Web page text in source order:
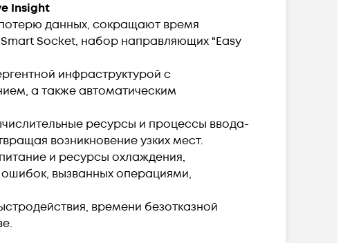
Insight
данных, сокращают время
Socket, набор направляющих "Easy
инфраструктурой с
а также автоматическим
ресурсы и процессы ввода-
возникновение узких мест.
и ресурсы охлаждения,
вызванных операциями,
времени безотказной